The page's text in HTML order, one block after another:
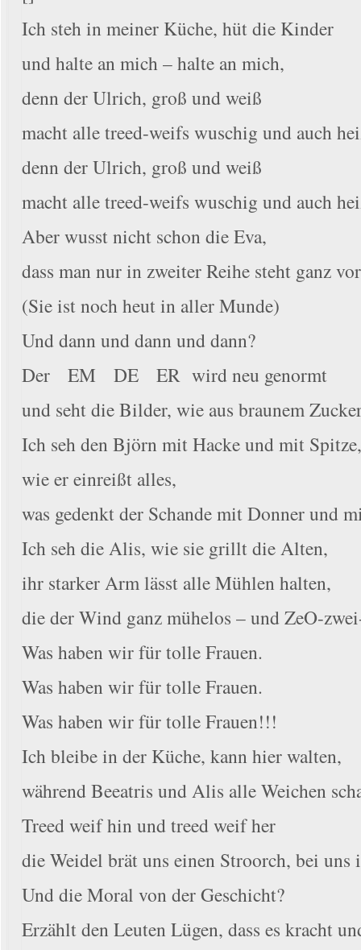
Ich steh in meiner Küche, hüt die Kinder
und halte an mich – halte an mich,
denn der Ulrich, groß und weiß
macht alle treed-weifs wuschig und auch
denn der Ulrich, groß und weiß
macht alle treed-weifs wuschig und auch
Aber wusst nicht schon die Eva,
dass man nur in zweiter Reihe steht ganz
(Sie ist noch heut in aller Munde)
Und dann und dann und dann?
Der EM DE ER wird neu genormt
und seht die Bilder, wie aus braunem
Ich seh den Björn mit Hacke und mit
wie er einreißt alles,
was gedenkt der Schande mit Donner und
Ich seh die Alis, wie sie grillt die Alten,
ihr starker Arm lässt alle Mühlen halten,
die der Wind ganz mühelos – und ZeO-
Was haben wir für tolle Frauen.
Was haben wir für tolle Frauen.
Was haben wir für tolle Frauen!!!
Ich bleibe in der Küche, kann hier walten,
während Beeatris und Alis alle Weichen
Treed weif hin und treed weif her
die Weidel brät uns einen Stroorch, bei uns
Und die Moral von der Geschicht?
Erzählt den Leuten Lügen, dass es kracht